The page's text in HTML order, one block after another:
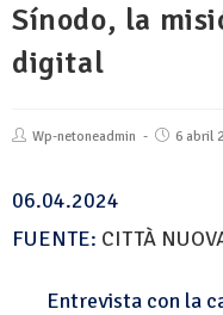
Sínodo, la
digital
Wp-netoneadmin 6 abril
06.04.2024
FUENTE: CITTÀ
Entrevista con la